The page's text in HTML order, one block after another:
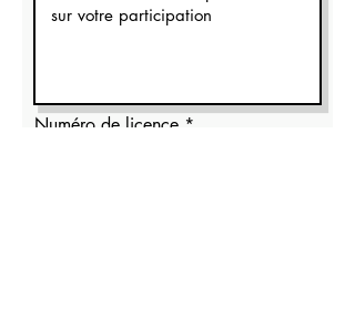
Numéro de licence